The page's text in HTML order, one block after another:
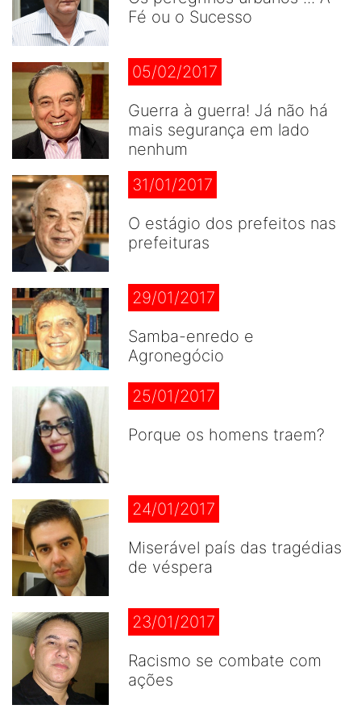
Fé ou o Sucesso
05/02/2017
Guerra à guerra! Já não há
mais segurança em lado
nenhum
31/01/2017
O estágio dos prefeitos nas
prefeituras
29/01/2017
Samba-enredo e
Agronegócio
25/01/2017
Porque os homens traem?
24/01/2017
Miserável país das tragédias
de véspera
23/01/2017
Racismo se combate com
ações